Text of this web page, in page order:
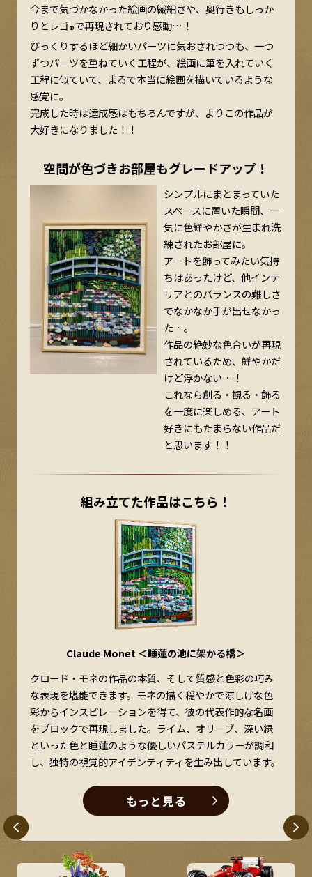
今まで気づかなかった絵画の繊細さや、奥行きもしっか
りとレゴ®で再現されており感動…！
びっくりするほど細かいパーツに気おされつつも、一つ
ずつパーツを重ねていく工程が、絵画に筆を入れていく
工程に似ていて、まるで本当に絵画を描いているような
感覚に。
完成した時は達成感はもちろんですが、よりこの作品が
大好きになりました！！
空間が色づきお部屋もグレードアップ！
シンプルにまとまっていた
スペースに置いた瞬間、一
気に色鮮やかさが生まれ洗
練されたお部屋に。
アートを飾ってみたい気持
ちはあったけど、他インテ
リアとのバランスの難しさ
でなかなか手が出せなかっ
た…。
作品の絶妙な色合いが再現
されているため、鮮やかだ
けど浮かない…！
これなら創る・観る・飾る
を一度に楽しめる、アート
好きにもたまらない作品だ
と思います！！
組み立てた作品はこちら！
Claude Monet ＜睡蓮の池に架かる橋＞
クロード・モネの作品の本質、そして質感と色彩の巧み
な表現を堪能できます。モネの描く穏やかで涼しげな色
彩からインスピレーションを得て、彼の代表作的な名画
をブロックで再現しました。ライム、オリーブ、深い緑
といった色と睡蓮のような優しいパステルカラーが調和
し、独特の視覚的アイデンティティを生み出しています。
もっと見る